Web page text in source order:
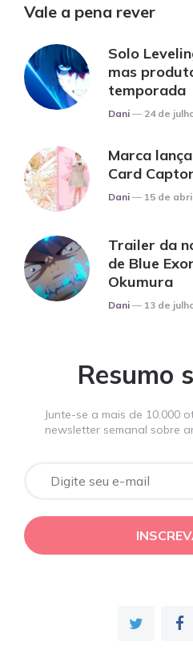
Vale a pena rever
Solo
mas
temporada
Posted
Dani 24 de
Marca
Card
Posted
Dani 15 de
Trailer da
de Blue
Okumura
Posted
Dani 13 de
Resumo
Junte-se a mais de 10.000
newsletter semanal sobre